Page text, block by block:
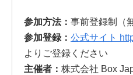
参加方法： 事前登録制（
参加登録： 公式サイト
よりご登録ください
主催者： 株式会社 Box